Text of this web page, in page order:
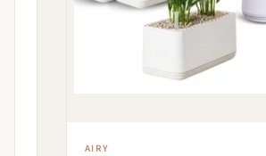
AIRY